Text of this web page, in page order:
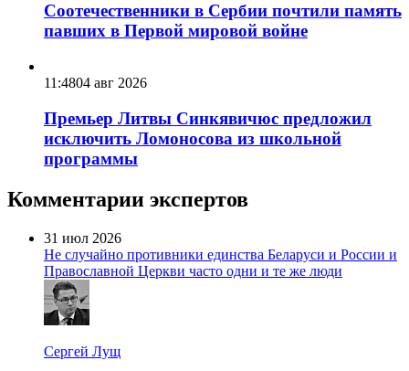
Соотечественники в Сербии почтили память
павших в Первой мировой войне
11:4804 авг 2026
Премьер Литвы Синкявичюс предложил
исключить Ломоносова из школьной
программы
Комментарии экспертов
31 июл 2026
Не случайно противники единства Беларуси и России и
Православной Церкви часто одни и те же люди
Сергей Лущ